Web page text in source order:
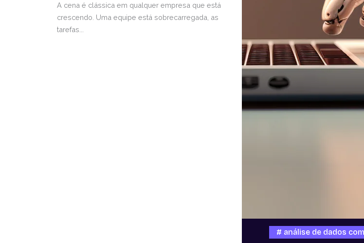
A cena é clássica em qualquer empresa que está
crescendo. Uma equipe está sobrecarregada, as
tarefas...
análise de dados